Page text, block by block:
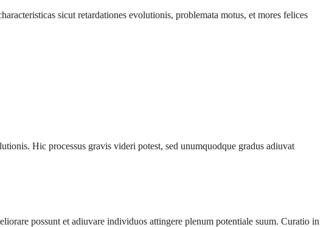
sicut retardationes evolutionis, problemata motus, et mores felices
Hic processus gravis videri potest, sed unumquodque gradus adiuvat
possunt et adiuvare individuos attingere plenum potentiale suum. Curatio in